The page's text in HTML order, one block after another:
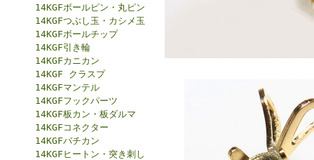
14KGFボールピン・丸ピン
14KGFつぶし玉・カシメ玉
14KGFボールチップ
14KGF引き輪
14KGFカニカン
14KGF クラスプ
14KGFマンテル
14KGFフックパーツ
14KGF板カン・板ダルマ
14KGFコネクター
14KGFバチカン
14KGFヒートン・突き刺し